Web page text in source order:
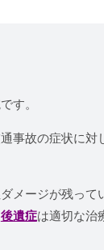
す。
事故の症状に対
メージが残って
後遺症は適切な治